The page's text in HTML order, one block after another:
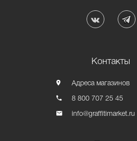
Контакты
Адреса магазинов
8 800 707 25 45
info@graffitimarket.ru